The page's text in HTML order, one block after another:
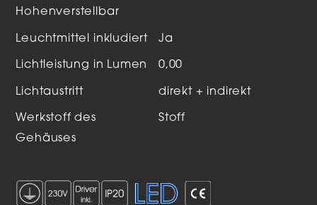
Hohenverstellbar
Leuchtmittel inkludiert Ja
Lichtleistung in Lumen 0,00
Lichtaustritt direkt + indirekt
Werkstoff des
Gehäuses
Stoff